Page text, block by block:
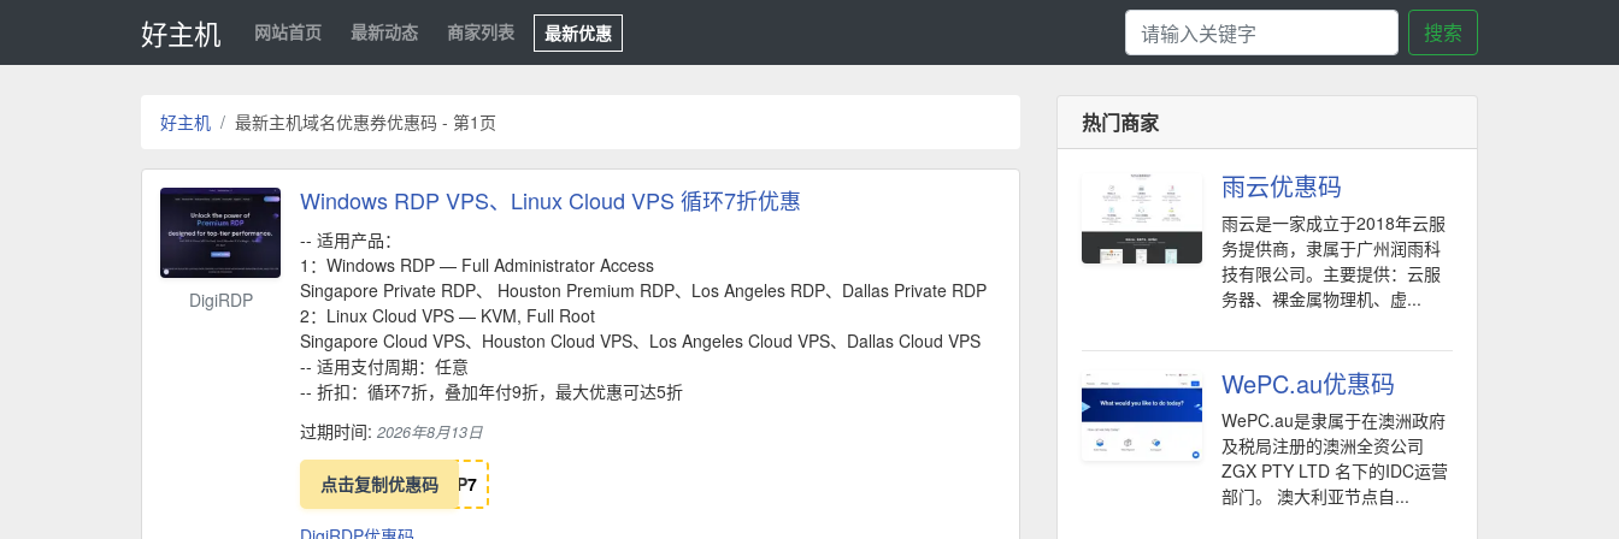
好主机 网站首页 最新动态 商家列表 最新优惠 搜索
好主机 最新主机域名优惠券优惠码 - 第1页
DigiRDP
Windows RDP VPS、Linux Cloud VPS 循环7折优惠
-- 适用产品：
1：Windows RDP — Full Administrator Access
Singapore Private RDP、 Houston Premium RDP、Los Angeles RDP、Dallas Private RDP
2：Linux Cloud VPS — KVM, Full Root
Singapore Cloud VPS、Houston Cloud VPS、Los Angeles Cloud VPS、Dallas Cloud VPS
-- 适用支付周期：任意
-- 折扣：循环7折，叠加年付9折，最大优惠可达5折
过期时间: 2026年8月13日
点击复制优惠码 P7
热门商家
雨云优惠码
雨云是一家成立于2018年云服
务提供商，隶属于广州润雨科
技有限公司。主要提供：云服
务器、裸金属物理机、虚...
WePC.au优惠码
WePC.au是隶属于在澳洲政府
及税局注册的澳洲全资公司
ZGX PTY LTD 名下的IDC运营
部门。 澳大利亚节点自...